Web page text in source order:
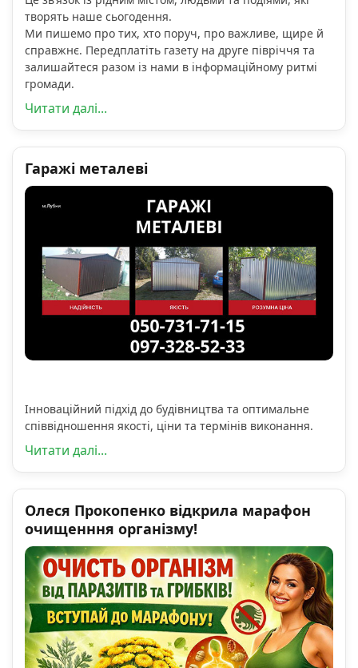
творять наше сьогодення.
Ми пишемо про тих, хто поруч, про важливе, щире й
справжнє. Передплатіть газету на друге півріччя та
залишайтеся разом із нами в інформаційному ритмі
громади.
Читати далі...
Гаражі металеві
Інноваційний підхід до будівництва та оптимальне
співвідношення якості, ціни та термінів виконання.
Читати далі...
Олеся Прокопенко відкрила марафон
очищенння організму!